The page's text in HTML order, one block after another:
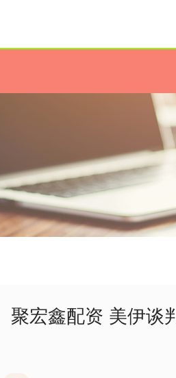
聚宏鑫配资 美伊谈